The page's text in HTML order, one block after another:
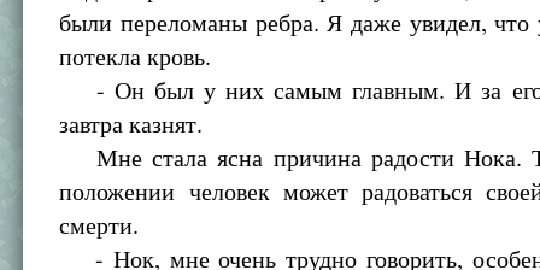
были переломаны ребра. Я даже увидел, что
потекла кровь.
- Он был у них самым главным. И за его
завтра казнят.
Мне стала ясна причина радости Нока.
положении человек может радоваться
смерти.
- Нок, мне очень трудно говорить,